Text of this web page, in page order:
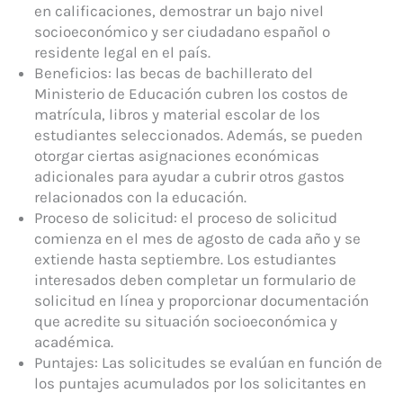
en calificaciones, demostrar un bajo nivel
socioeconómico y ser ciudadano español o
residente legal en el país.
Beneficios: las becas de bachillerato del
Ministerio de Educación cubren los costos de
matrícula, libros y material escolar de los
estudiantes seleccionados. Además, se pueden
otorgar ciertas asignaciones económicas
adicionales para ayudar a cubrir otros gastos
relacionados con la educación.
Proceso de solicitud: el proceso de solicitud
comienza en el mes de agosto de cada año y se
extiende hasta septiembre. Los estudiantes
interesados deben completar un formulario de
solicitud en línea y proporcionar documentación
que acredite su situación socioeconómica y
académica.
Puntajes: Las solicitudes se evalúan en función de
los puntajes acumulados por los solicitantes en